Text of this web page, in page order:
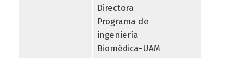
Directora
Programa de
ingeniería
Biomédica-UAM